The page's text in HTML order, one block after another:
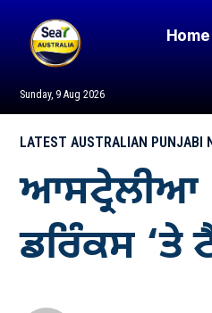
Sunday, 9 Aug 2026
Home
LATEST AUSTRALIAN PUNJABI
ਆਸਟ੍ਰੇਲੀਆ
ਡਰਿੰਕਸ